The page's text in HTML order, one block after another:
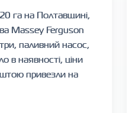
га на Полтавщині,
Massey Ferguson
паливний насос,
в наявності, ціни
привезли на